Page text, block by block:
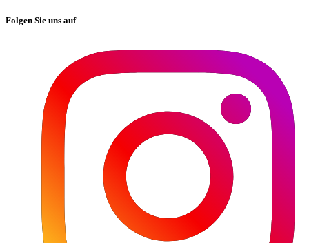
Folgen Sie uns auf